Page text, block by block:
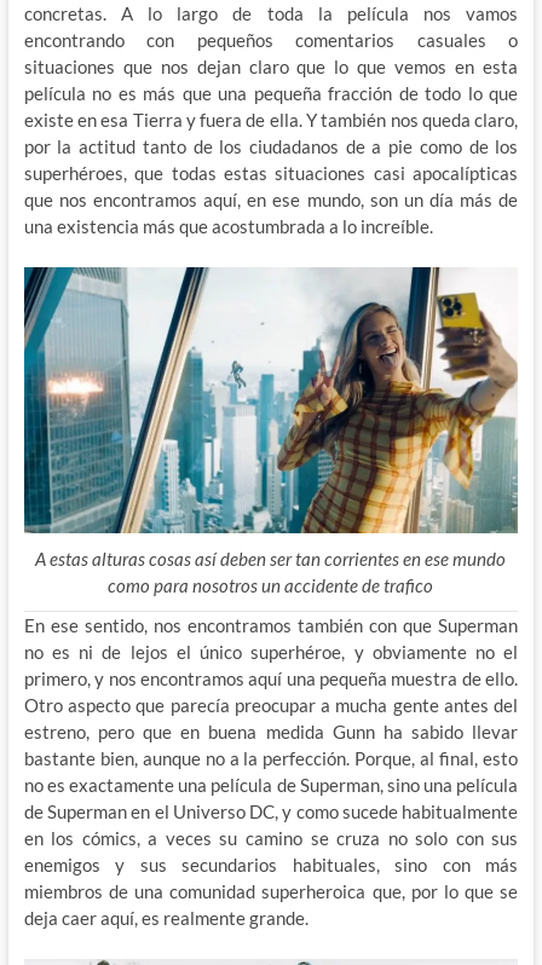
concretas. A lo largo de toda la película nos vamos
encontrando con pequeños comentarios casuales o
situaciones que nos dejan claro que lo que vemos en esta
película no es más que una pequeña fracción de todo lo que
existe en esa Tierra y fuera de ella. Y también nos queda claro,
por la actitud tanto de los ciudadanos de a pie como de los
superhéroes, que todas estas situaciones casi apocalípticas
que nos encontramos aquí, en ese mundo, son un día más de
una existencia más que acostumbrada a lo increíble.
A estas alturas cosas así deben ser tan corrientes en ese mundo
como para nosotros un accidente de trafico
En ese sentido, nos encontramos también con que Superman
no es ni de lejos el único superhéroe, y obviamente no el
primero, y nos encontramos aquí una pequeña muestra de ello.
Otro aspecto que parecía preocupar a mucha gente antes del
estreno, pero que en buena medida Gunn ha sabido llevar
bastante bien, aunque no a la perfección. Porque, al final, esto
no es exactamente una película de Superman, sino una película
de Superman en el Universo DC, y como sucede habitualmente
en los cómics, a veces su camino se cruza no solo con sus
enemigos y sus secundarios habituales, sino con más
miembros de una comunidad superheroica que, por lo que se
deja caer aquí, es realmente grande.